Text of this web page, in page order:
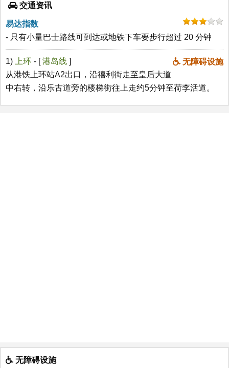
交通资讯
易达指数
- 只有小量巴士路线可到达或地铁下车要步行超过 20 分钟
1) 上环 无障碍设施
- [港岛线 ]
从港铁上环站A2出口，沿禧利街走至皇后大道
中右转，沿乐古道旁的楼梯街往上走约5分钟至荷李活道。
无障碍设施